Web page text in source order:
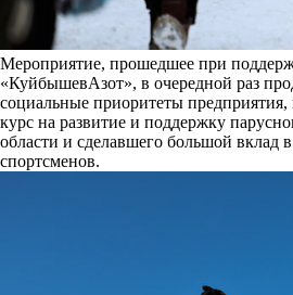
Мероприятие, прошедшее при
«КуйбышевАзот», в очередной раз
социальные приоритеты предприятия,
курс на развитие и поддержку
области и сделавшего большой вклад
спортсменов.